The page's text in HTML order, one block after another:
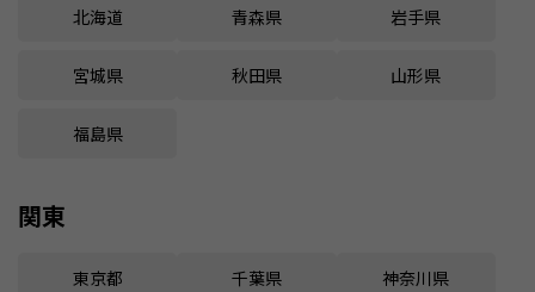
北海道 青森県 岩手県
宮城県 秋田県 山形県
福島県
関東
東京都 千葉県 神奈川県